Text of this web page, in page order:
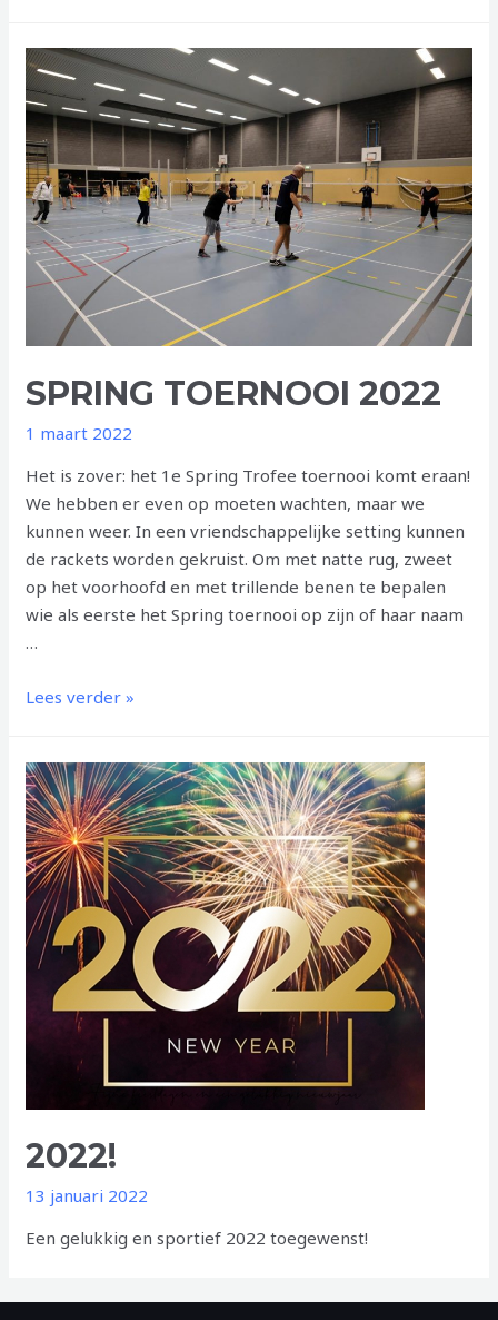
SPRING TOERNOOI 2022
1 maart 2022
Het is zover: het 1e Spring Trofee toernooi komt eraan!
We hebben er even op moeten wachten, maar we
kunnen weer. In een vriendschappelijke setting kunnen
de rackets worden gekruist. Om met natte rug, zweet
op het voorhoofd en met trillende benen te bepalen
wie als eerste het Spring toernooi op zijn of haar naam
…
SPRING
Lees verder »
2022!
13 januari 2022
Een gelukkig en sportief 2022 toegewenst!